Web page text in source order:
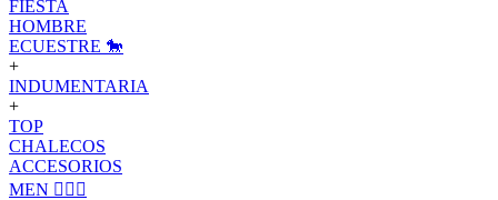
FIESTA
HOMBRE
ECUESTRE 🐎
+
INDUMENTARIA
+
TOP
CHALECOS
ACCESORIOS
MEN 🙋🏽‍♂️